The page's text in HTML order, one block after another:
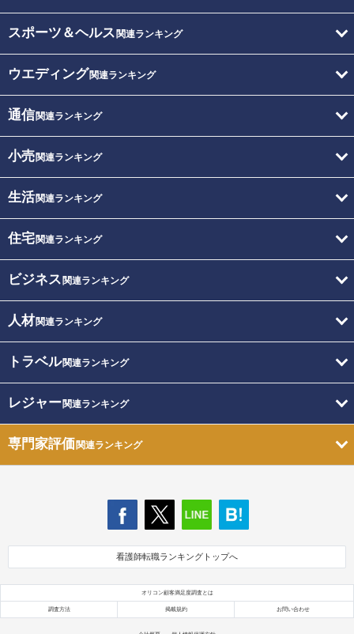
スポーツ＆ヘルス 関連ランキング
ウエディング関連ランキング
通信関連ランキング
小売関連ランキング
生活関連ランキング
住宅関連ランキング
ビジネス 関連ランキング
人材関連ランキング
トラベル関連ランキング
レジャー関連ランキング
専門家評価関連ランキング
看護師転職ランキングトップへ
オリコン顧客満足度調査とは
調査方法 掲載規約 お問い合わせ